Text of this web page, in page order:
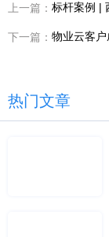
上一篇：
下一篇：
热门文章